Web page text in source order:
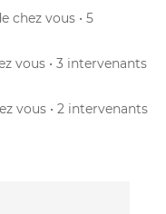
chez vous • 5
vous • 3 intervenants
vous • 2 intervenants